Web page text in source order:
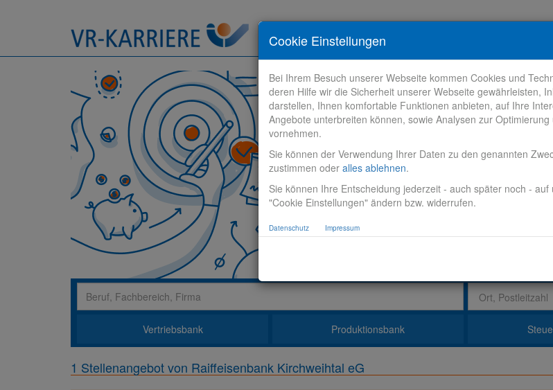
Stelle finden Bewerbungstipps
Vertriebsbank Produktionsbank
1 Stellenangebot von Raiffeisenbank Kirchweihtal eG
Cookie Einstellungen
Bei Ihrem Besuch unserer Webseite kommen Cookies und
deren Hilfe wir die Sicherheit unserer Webseite gewährleisten,
darstellen, Ihnen komfortable Funktionen anbieten, auf Ihre
Angebote unterbreiten können, sowie Analysen zur
vornehmen.
Sie können der Verwendung Ihrer Daten zu den genannten
zustimmen oder alles ablehnen.
Sie können Ihre Entscheidung jederzeit - auch später noch -
"Cookie Einstellungen" ändern bzw. widerrufen.
Datenschutz Impressum